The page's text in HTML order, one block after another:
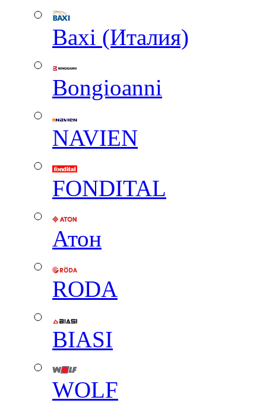
Baxi (Италия)
Вongioanni
NAVIEN
FONDITAL
Атон
RODA
BIASI
WOLF